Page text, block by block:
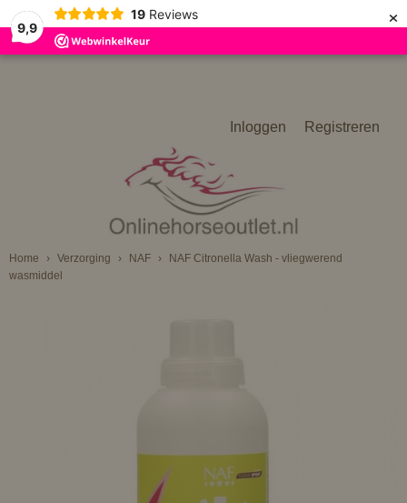
9,9
19 Reviews ×
Inloggen Registreren
Home › Verzorging › NAF ›
NAF Citronella Wash - vliegwerend
wasmiddel